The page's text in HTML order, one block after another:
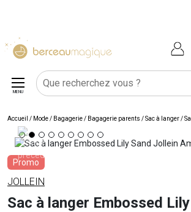
MENU
Accueil / Mode / Bagagerie/ Bagagerie parents /Sac à langer/
Promo
JOLLEIN
Sac à langer Embossed